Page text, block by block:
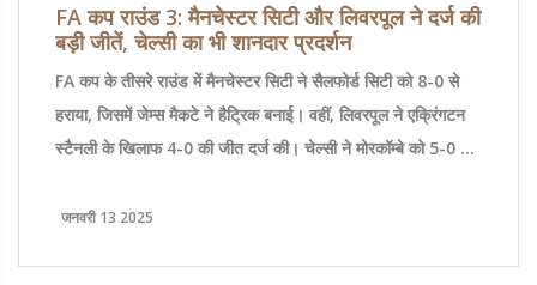
FA कप राउंड 3: मैनचेस्टर सिटी और लिवरपूल ने दर्ज की
बड़ी जीतें, चेल्सी का भी शानदार प्रदर्शन
FA कप के तीसरे राउंड में मैनचेस्टर सिटी ने सैलफोर्ड सिटी को 8-0 से
हराया, जिसमें जेम्स मैकटे ने हैट्रिक बनाई। वहीं, लिवरपूल ने एक्रिंगटन
स्टैनली के खिलाफ 4-0 की जीत दर्ज की। चेल्सी ने मोरकॉम्बे को 5-0 से
प्लायमाउथ से 1-0 से हार गई।
जनवरी 13 2025